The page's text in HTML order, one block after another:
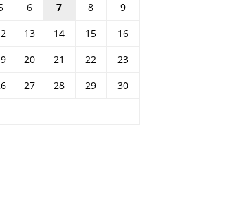
6 7 8
9
13 14 15
16
20 21 22
23
27 28 29
30